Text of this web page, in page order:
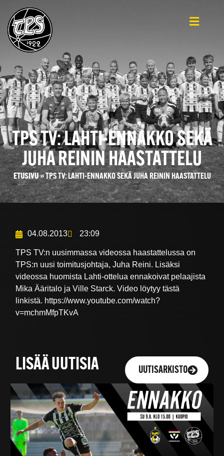
TPS TV: LAHTI-ENNAKKO SEKÄ
JUHA REININ HAASTATTELU
ETUSIVU»TPS TV: LAHTI-ENNAKKO SEKÄ JUHA REININ HAASTATTELU
04.08.2013 23:09
TPS TV:n uusimmassa videossa haastattelussa on
TPS:n uusi toimitusjohtaja, Juha Reini. Lisäksi
videossa huomista Lahti-ottelua ennakoivat pelaajista
Mika Ääritalo ja Ville Starck. Video löytyy tästä
linkistä. https://www.youtube.com/watch?
v=mchmMfpTKvA
LISÄÄ UUTISIA UUTISARKISTO